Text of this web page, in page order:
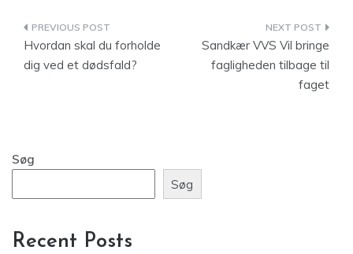
Indlægsnavigation
Hvordan skal du forholde
dig ved et dødsfald?
Sandkær VVS Vil bringe
fagligheden tilbage til
faget
Søg
Søg
Recent Posts